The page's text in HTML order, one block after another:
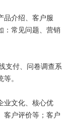
品介绍、客户服
：常见问题、营销
支付、问卷调查系
。
业文化、核心优
客户评价等；客户